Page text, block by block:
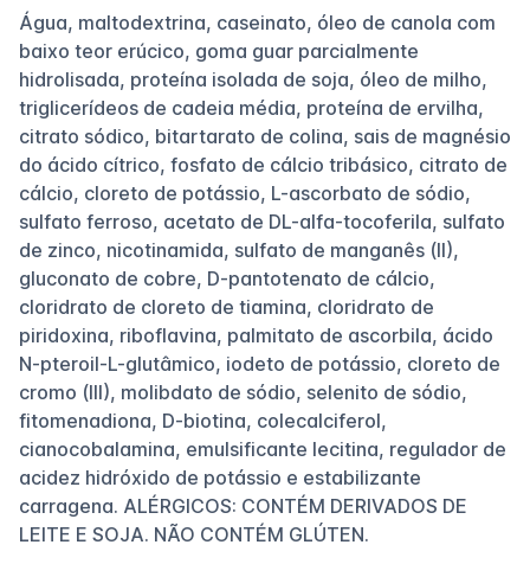
Água, maltodextrina, caseinato, óleo de canola com
baixo teor erúcico, goma guar parcialmente
hidrolisada, proteína isolada de soja, óleo de milho,
triglicerídeos de cadeia média, proteína de ervilha,
citrato sódico, bitartarato de colina, sais de magnésio
do ácido cítrico, fosfato de cálcio tribásico, citrato de
cálcio, cloreto de potássio, L-ascorbato de sódio,
sulfato ferroso, acetato de DL-alfa-tocoferila, sulfato
de zinco, nicotinamida, sulfato de manganês (II),
gluconato de cobre, D-pantotenato de cálcio,
cloridrato de cloreto de tiamina, cloridrato de
piridoxina, riboflavina, palmitato de ascorbila, ácido
N-pteroil-L-glutâmico, iodeto de potássio, cloreto de
cromo (III), molibdato de sódio, selenito de sódio,
fitomenadiona, D-biotina, colecalciferol,
cianocobalamina, emulsificante lecitina, regulador de
acidez hidróxido de potássio e estabilizante
carragena. ALÉRGICOS: CONTÉM DERIVADOS DE
LEITE E SOJA. NÃO CONTÉM GLÚTEN.